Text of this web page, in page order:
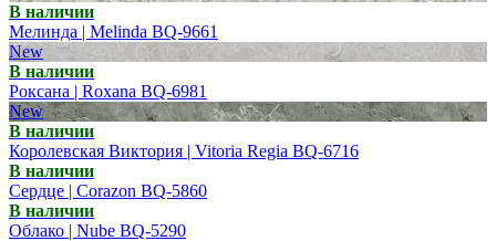
В наличии
Мелинда | Melinda BQ-9661
New
В наличии
Роксана | Roxana BQ-6981
New
В наличии
Королевская Виктория | Vitoria Regia BQ-6716
В наличии
Сердце | Corazon BQ-5860
В наличии
Облако | Nube BQ-5290